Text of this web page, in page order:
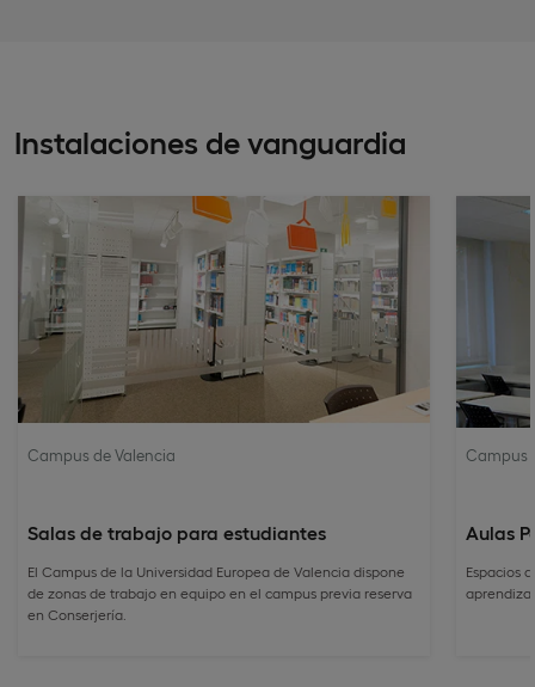
Instalaciones de vanguardia
Campus de Valencia
Salas de trabajo para estudiantes
El Campus de la Universidad Europea de Valencia dispone
de zonas de trabajo en equipo en el campus previa reserva
en Conserjería.
Campus
Aulas
Espacios